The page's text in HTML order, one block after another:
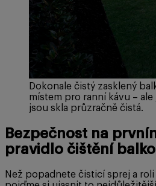
Dokonale čistý zasklený
místem pro ranní kávu –
jsou skla průzračně čistá.
Bezpečnost na
pravidlo čištění
Než popadnete čisticí sprej a